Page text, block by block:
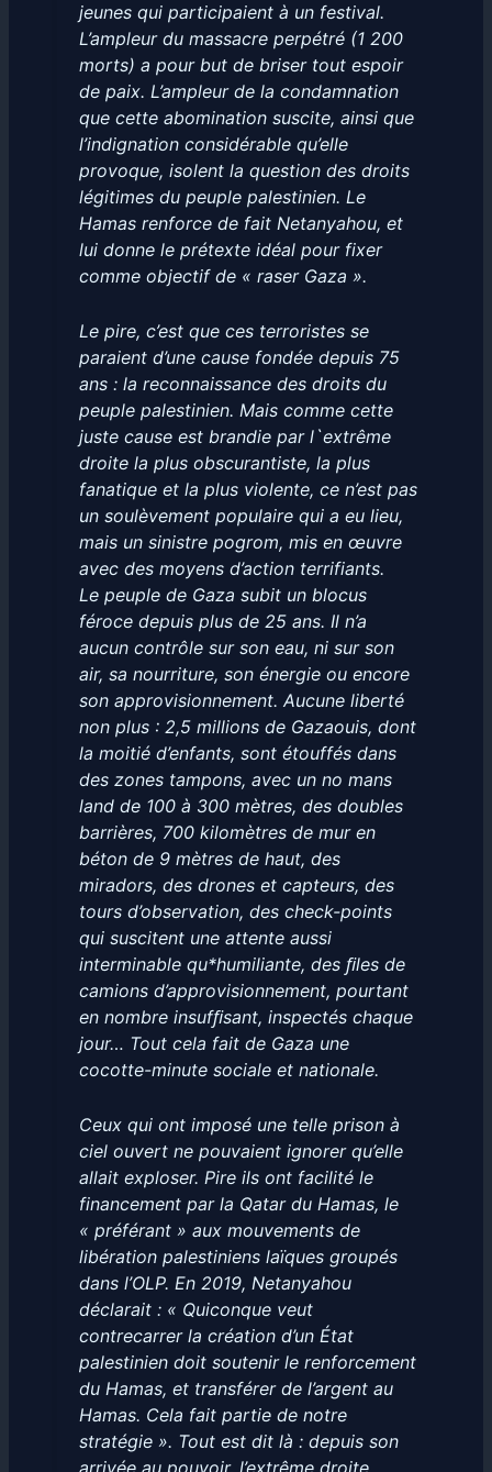
jeunes qui participaient à un festival.
L’ampleur du massacre perpétré (1 200
morts) a pour but de briser tout espoir
de paix. L’ampleur de la condamnation
que cette abomination suscite, ainsi que
l’indignation considérable qu’elle
provoque, isolent la question des droits
légitimes du peuple palestinien. Le
Hamas renforce de fait Netanyahou, et
lui donne le prétexte idéal pour fixer
comme objectif de « raser Gaza ».
Le pire, c’est que ces terroristes se
paraient d’une cause fondée depuis 75
ans : la reconnaissance des droits du
peuple palestinien. Mais comme cette
juste cause est brandie par l`extrême
droite la plus obscurantiste, la plus
fanatique et la plus violente, ce n’est pas
un soulèvement populaire qui a eu lieu,
mais un sinistre pogrom, mis en œuvre
avec des moyens d’action terrifiants.
Le peuple de Gaza subit un blocus
féroce depuis plus de 25 ans. Il n’a
aucun contrôle sur son eau, ni sur son
air, sa nourriture, son énergie ou encore
son approvisionnement. Aucune liberté
non plus : 2,5 millions de Gazaouis, dont
la moitié d’enfants, sont étouffés dans
des zones tampons, avec un no mans
land de 100 à 300 mètres, des doubles
barrières, 700 kilomètres de mur en
béton de 9 mètres de haut, des
miradors, des drones et capteurs, des
tours d’observation, des check-points
qui suscitent une attente aussi
interminable qu*humiliante, des ﬁles de
camions d’approvisionnement, pourtant
en nombre insufﬁsant, inspectés chaque
jour… Tout cela fait de Gaza une
cocotte-minute sociale et nationale.
Ceux qui ont imposé une telle prison à
ciel ouvert ne pouvaient ignorer qu’elle
allait exploser. Pire ils ont facilité le
financement par la Qatar du Hamas, le
« préférant » aux mouvements de
libération palestiniens laïques groupés
dans l’OLP. En 2019, Netanyahou
déclarait : « Quiconque veut
contrecarrer la création d’un État
palestinien doit soutenir le renforcement
du Hamas, et transférer de l’argent au
Hamas. Cela fait partie de notre
stratégie ». Tout est dit là : depuis son
arrivée au pouvoir, l’extrême droite